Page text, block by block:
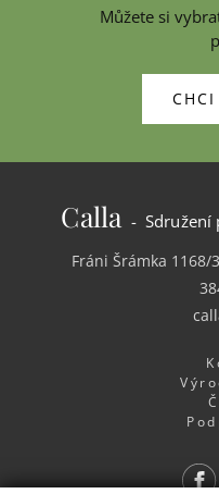
Můžete si
Calla - Sdružení
Fráni Šrámka 1168/